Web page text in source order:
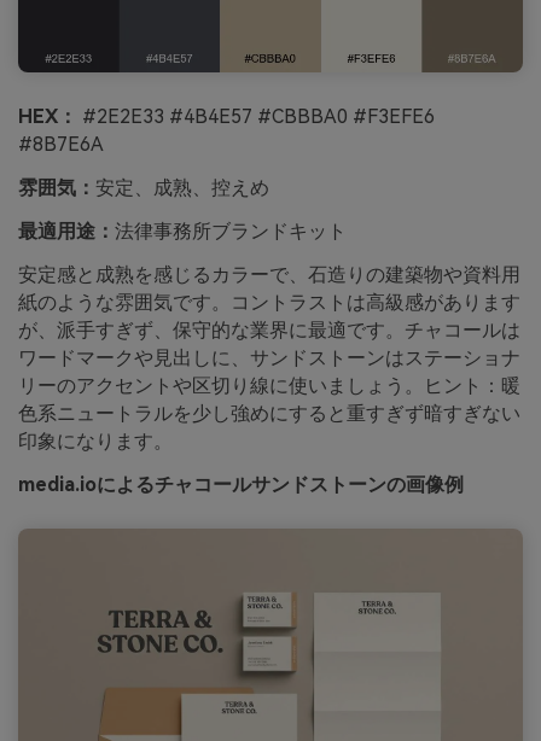
HEX： #2E2E33 #4B4E57 #CBBBA0 #F3EFE6
#8B7E6A
雰囲気： 安定、成熟、控えめ
最適用途： 法律事務所ブランドキット
安定感と成熟を感じるカラーで、石造りの建築物や資料用
紙のような雰囲気です。コントラストは高級感があります
が、派手すぎず、保守的な業界に最適です。チャコールは
ワードマークや見出しに、サンドストーンはステーショナ
リーのアクセントや区切り線に使いましょう。ヒント：暖
色系ニュートラルを少し強めにすると重すぎず暗すぎない
印象になります。
media.ioによるチャコールサンドストーンの画像例